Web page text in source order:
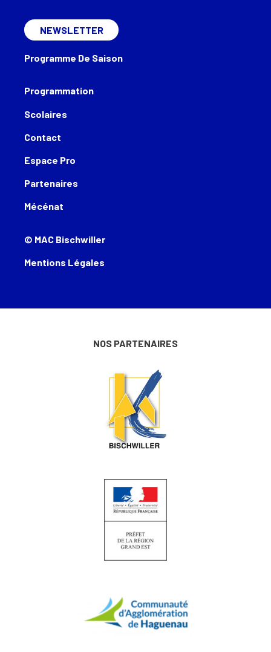
Programmation
Scolaires
Contact
Espace Pro
Partenaires
Mécénat
NEWSLETTER
Programme De Saison
© MAC Bischwiller
Mentions Légales
NOS PARTENAIRES